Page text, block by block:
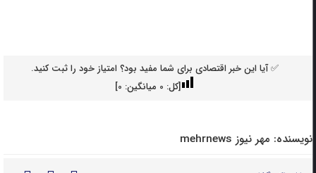
✅ آیا این خبر اقتصادی برای شما مفید بود؟ امتیاز خود را ثبت کنید.
[کل: 0میانگین: 0
]
نویسنده: مهر نیوز mehrnews